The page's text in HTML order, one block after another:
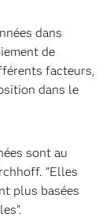
dans
de
facteurs,
dans le
sont au
"Elles
plus basées